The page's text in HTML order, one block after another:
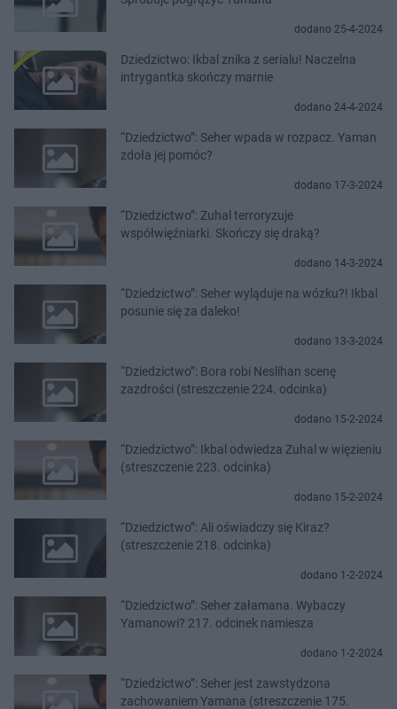
dodano 25-4-2024
Dziedzictwo: Ikbal znika z serialu! Naczelna
intrygantka skończy marnie
dodano 24-4-2024
“Dziedzictwo”: Seher wpada w rozpacz. Yaman
zdoła jej pomóc?
dodano 17-3-2024
“Dziedzictwo”: Zuhal terroryzuje
współwięźniarki. Skończy się draką?
dodano 14-3-2024
“Dziedzictwo”: Seher wyląduje na wózku?! Ikbal
posunie się za daleko!
dodano 13-3-2024
“Dziedzictwo”: Bora robi Neslihan scenę
zazdrości (streszczenie 224. odcinka)
dodano 15-2-2024
“Dziedzictwo”: Ikbal odwiedza Zuhal w więzieniu
(streszczenie 223. odcinka)
dodano 15-2-2024
“Dziedzictwo”: Ali oświadczy się Kiraz?
(streszczenie 218. odcinka)
dodano 1-2-2024
“Dziedzictwo”: Seher załamana. Wybaczy
Yamanowi? 217. odcinek namiesza
dodano 1-2-2024
“Dziedzictwo”: Seher jest zawstydzona
zachowaniem Yamana (streszczenie 175.